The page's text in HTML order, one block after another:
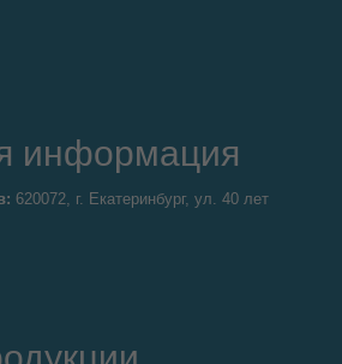
информация
620072, г. Екатеринбург, ул. 40 лет